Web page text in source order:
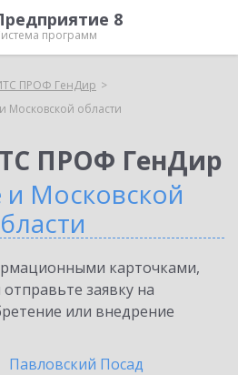
8
программ
ПРОФ ГенДир
области
ПРОФ ГенДир
Московской
карточками,
заявку на
или внедрение
Павловский Посад